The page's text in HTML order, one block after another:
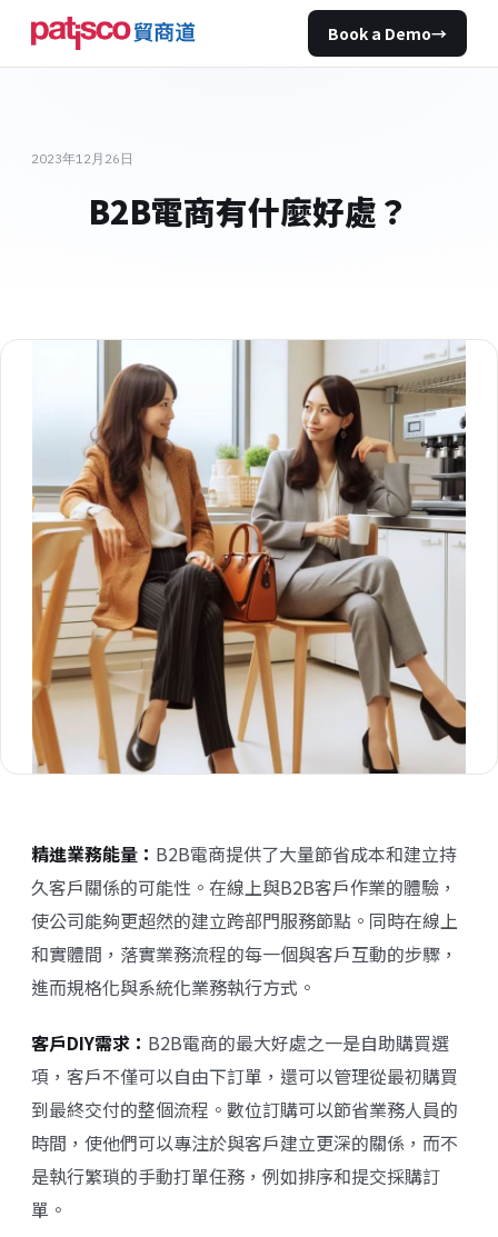
Book a Demo→
2023年12月26日
B2B電商有什麼好處？
精進業務能量： B2B電商提供了大量節省成本和建立持
久客戶關係的可能性。在線上與B2B客戶作業的體驗，
使公司能夠更超然的建立跨部門服務節點。同時在線上
和實體間，落實業務流程的每一個與客戶互動的步驟，
進而規格化與系統化業務執行方式。
客戶DIY需求： B2B電商的最大好處之一是自助購買選
項，客戶不僅可以自由下訂單，還可以管理從最初購買
到最終交付的整個流程。數位訂購可以節省業務人員的
時間，使他們可以專注於與客戶建立更深的關係，而不
是執行繁瑣的手動打單任務，例如排序和提交採購訂
單。